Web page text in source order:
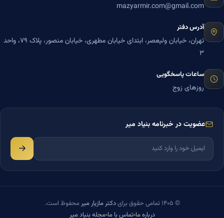
mazyarmir.com@gmail.com
آدرس دفتر
تهران، خیابان ولیعصر، ابتدای خیابان مطهری، خیابان منصور، پلاک ۷۹، واحد
۳
ساعات پاسخگویی
روزهای زوج
عضویت در خبرنامه بنیاد میر
© ۱۴۰۵ تمامی حقوق برای دکتر مازیار میر محفوظ است.
درباره ما تماس با ما مجله بنیاد میر